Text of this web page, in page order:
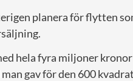
planera för flytten
hela fyra miljoner
gav för den 600